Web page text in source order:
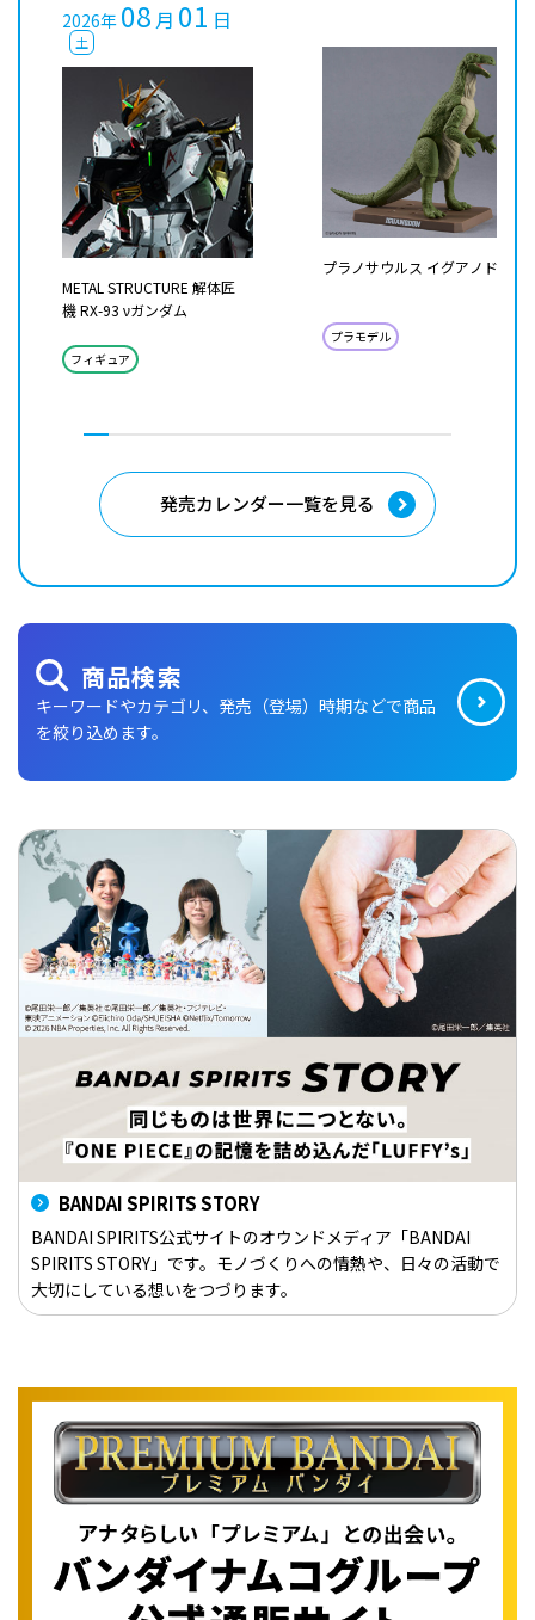
2026年 08 月 01 日
土
METAL STRUCTURE 解体匠
機 RX-93 νガンダム
フィギュア
プラノサウルス イグアノドン
プラモデル
発売カレンダー一覧を見る
商品検索
キーワードやカテゴリ、発売（登場）時期などで商品
を絞り込めます。
BANDAI SPIRITS STORY
BANDAI SPIRITS公式サイトのオウンドメディア「BANDAI
SPIRITS STORY」です。モノづくりへの情熱や、日々の活動で
大切にしている想いをつづります。